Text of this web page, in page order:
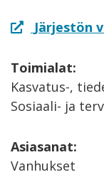
Järjestön
Toimialat:
Kasvatus-,
Sosiaali- ja
Asiasanat:
Vanhukset